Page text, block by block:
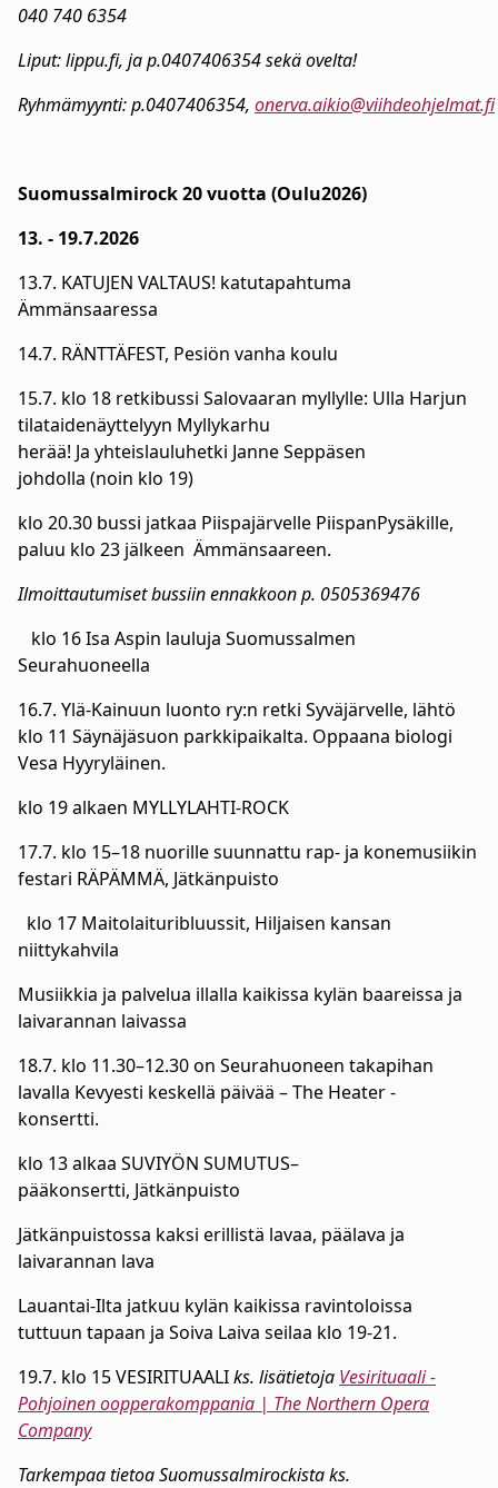
040 740 6354
Liput: lippu.fi, ja p.0407406354 sekä ovelta!
Ryhmämyynti: p.0407406354, onerva.aikio@viihdeohjelmat.fi
Suomussalmirock 20 vuotta (Oulu2026)
13. - 19.7.2026
13.7. KATUJEN VALTAUS! katutapahtuma
Ämmänsaaressa
14.7. RÄNTTÄFEST, Pesiön vanha koulu
15.7. klo 18 retkibussi Salovaaran myllylle: Ulla Harjun
tilataidenäyttelyyn Myllykarhu
herää! Ja yhteislauluhetki Janne Seppäsen
johdolla (noin klo 19)
klo 20.30 bussi jatkaa Piispajärvelle PiispanPysäkille,
paluu klo 23 jälkeen Ämmänsaareen.
Ilmoittautumiset bussiin ennakkoon p. 0505369476
klo 16 Isa Aspin lauluja Suomussalmen
Seurahuoneella
16.7. Ylä-Kainuun luonto ry:n retki Syväjärvelle, lähtö
klo 11 Säynäjäsuon parkkipaikalta. Oppaana biologi
Vesa Hyyryläinen.
klo 19 alkaen MYLLYLAHTI-ROCK
17.7. klo 15–18 nuorille suunnattu rap- ja konemusiikin
festari RÄPÄMMÄ, Jätkänpuisto
klo 17 Maitolaituribluussit, Hiljaisen kansan
niittykahvila
Musiikkia ja palvelua illalla kaikissa kylän baareissa ja
laivarannan laivassa
18.7. klo 11.30–12.30 on Seurahuoneen takapihan
lavalla Kevyesti keskellä päivää – The Heater -
konsertti.
klo 13 alkaa SUVIYÖN SUMUTUS–
pääkonsertti, Jätkänpuisto
Jätkänpuistossa kaksi erillistä lavaa, päälava ja
laivarannan lava
Lauantai-Ilta jatkuu kylän kaikissa ravintoloissa
tuttuun tapaan ja Soiva Laiva seilaa klo 19-21.
19.7. klo 15 VESIRITUAALIks. lisätietoja Vesirituaali -
Pohjoinen oopperakomppania | The Northern Opera
Company
Tarkempaa tietoa Suomussalmirockista ks.